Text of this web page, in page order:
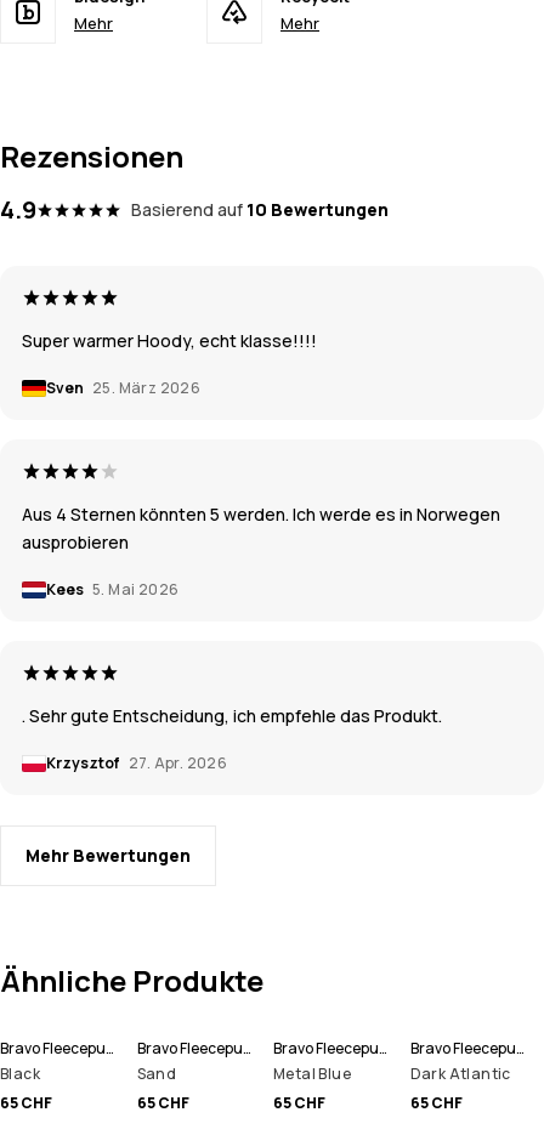
Mehr
Mehr
Rezensionen
4.9 Basierend auf 10 Bewertungen
Super warmer Hoody, echt klasse!!!!
Sven 25. März 2026
Aus 4 Sternen könnten 5 werden. Ich werde es in Norwegen
ausprobieren
Kees 5. Mai 2026
. Sehr gute Entscheidung, ich empfehle das Produkt.
Krzysztof 27. Apr. 2026
Mehr Bewertungen
Ähnliche Produkte
Bravo Fleecepullover Herren
Black
65 CHF
Bravo Fleecepullover Herren
Sand
65 CHF
Bravo Fleecepullover Herren
Metal Blue
65 CHF
Bravo Fleecepullover Herren
Dark Atlantic
65 CHF